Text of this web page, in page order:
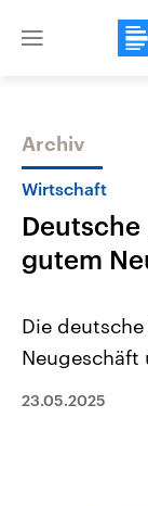
Close
Themen
2026
September
Archiv
Wirtschaft
gutem
Die
23.05.2025